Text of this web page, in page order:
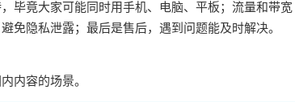
毕竟大家可能同时用手机、电脑、平板；流量和带宽
免隐私泄露；最后是售后，遇到问题能及时解决。
内容的场景。